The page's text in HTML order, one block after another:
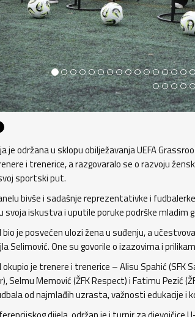
je održana u sklopu obilježavanja UEFA
i trenerice, a razgovaralo se o razvoju
sportski put.
bivše i sadašnje reprezentativke i
svoja iskustva i uputile poruke podrške mladim
bio je posvećen ulozi žena u suđenju, a
Selimović. One su govorile o izazovima i
je trenere i trenerice – Alisu Spahić (SFK
Selmu Memović (ŽFK Respect) i Fatimu Pezić
od najmlađih uzrasta, važnosti edukacije i